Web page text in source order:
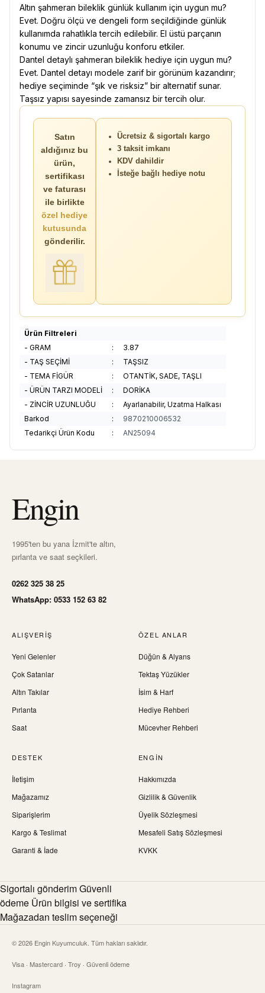
Altın şahmeran bileklik günlük kullanım için uygun mu?
Evet. Doğru ölçü ve dengeli form seçildiğinde günlük
kullanımda rahatlıkla tercih edilebilir. El üstü parçanın
konumu ve zincir uzunluğu konforu etkiler.
Dantel detaylı şahmeran bileklik hediye için uygun mu?
Evet. Dantel detayı modele zarif bir görünüm kazandırır;
hediye seçiminde “şık ve risksiz” bir alternatif sunar.
Taşsız yapısı sayesinde zamansız bir tercih olur.
Satın
aldığınız bu
ürün,
sertifikası
ve faturası
ile birlikte
özel hediye
kutusunda
gönderilir.
Ücretsiz & sigortalı kargo
3 taksit imkanı
KDV dahildir
İsteğe bağlı hediye notu
Ürün Filtreleri
- GRAM
:
3.87
- TAŞ SEÇİMİ
:
TAŞSIZ
- TEMA FİGÜR
:
OTANTİK, SADE, TAŞLI
- ÜRÜN TARZI MODELİ
:
DORİKA
- ZİNCİR UZUNLUĞU
:
Ayarlanabilir, Uzatma Halkası
Barkod
:
9870210006532
Tedarikçi Ürün Kodu
: AN25094
Engin
1995'ten bu yana İzmit'te altın,
pırlanta ve saat seçkileri.
0262 325 38 25
WhatsApp: 0533 152 63 82
ALIŞVERIŞ
Yeni Gelenler
Çok Satanlar
Altın Takılar
Pırlanta
Saat
ÖZEL ANLAR
Düğün & Alyans
Tektaş Yüzükler
İsim & Harf
Hediye Rehberi
Mücevher Rehberi
DESTEK
İletişim
Mağazamız
Siparişlerim
Kargo & Teslimat
Garanti & İade
ENGIN
Hakkımızda
Gizlilik & Güvenlik
Üyelik Sözleşmesi
Mesafeli Satış Sözleşmesi
KVKK
Sigortalı gönderim Güvenli
ödeme Ürün bilgisi ve sertifika
Mağazadan teslim seçeneği
© 2026 Engin Kuyumculuk. Tüm hakları saklıdır.
Visa · Mastercard · Troy · Güvenli ödeme
Instagram